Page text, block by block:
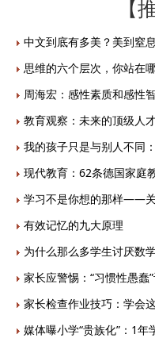
【
中文到底有多美？美到窒
思维的六个层次，你站在
周海宏：感性素质和感性
教育观察：未来的顶级人
我的孩子只是与别人不同
现代教育：62条德国家庭
学习不是你想的那样——
有效记忆的九大原理
为什么那么多学生讨厌数
家长应警惕：“习惯性愚蠢
家长检查作业技巧：学会
媒体曝小学“贵族化”：1年